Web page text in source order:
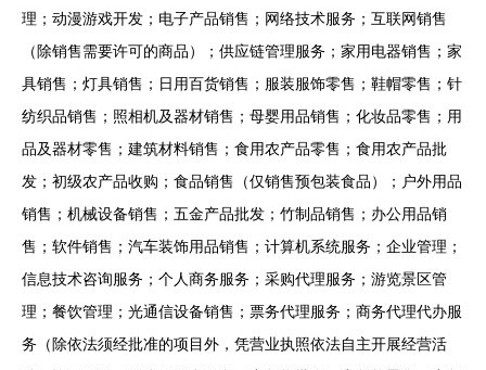
理；动漫游戏开发；电子产品销售；网络技术服务；互联网销售
（除销售需要许可的商品）；供应链管理服务；家用电器销售；家
具销售；灯具销售；日用百货销售；服装服饰零售；鞋帽零售；针
纺织品销售；照相机及器材销售；母婴用品销售；化妆品零售；用
品及器材零售；建筑材料销售；食用农产品零售；食用农产品批
发；初级农产品收购；食品销售（仅销售预包装食品）；户外用品
销售；机械设备销售；五金产品批发；竹制品销售；办公用品销
售；软件销售；汽车装饰用品销售；计算机系统服务；企业管理；
信息技术咨询服务；个人商务服务；采购代理服务；游览景区管
理；餐饮管理；光通信设备销售；票务代理服务；商务代理代办服
务（除依法须经批准的项目外，凭营业执照依法自主开展经营活